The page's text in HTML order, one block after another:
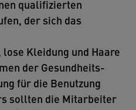
qualifizierten
der sich das
Kleidung und Haare
der Gesundheits-
für die Benutzung
sollten die Mitarbeiter